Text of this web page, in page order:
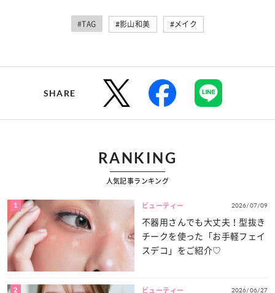
#TAG #影山和美 #メイク
SHARE
RANKING
人気記事ランキング
1 ビューティー 2026/07/09
不器用さんでも大丈夫！型抜き
チークを使った「お手軽フェイ
スデコ」をご紹介♡
2 ビューティー 2026/06/27